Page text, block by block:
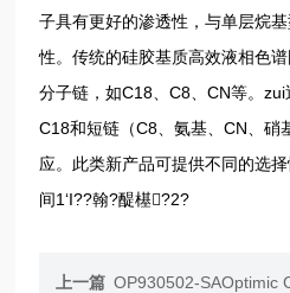
子具有更好的渗透性，与单层烷
性。传统的硅胶基质高效液相色
分子链，如C18、C8、CN等。
C18和短链（C8、氨基、CN、硝
应。此类新产品可提供不同的选
间1‘I??翰?醍樭?2?
上一篇 OP930502-SAOptimic